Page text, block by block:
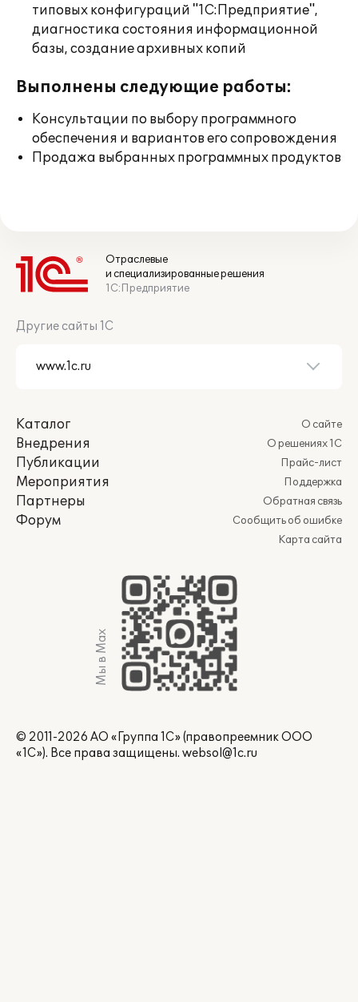
типовых конфигураций "1С:Предприятие",
диагностика состояния информационной
базы, создание архивных копий
Выполнены следующие работы:
Консультации по выбору программного
обеспечения и вариантов его сопровождения
Продажа выбранных программных продуктов
Отраслевые
и специализированные решения
1С:Предприятие
Другие сайты 1С
Каталог
Внедрения
Публикации
Мероприятия
Партнеры
Форум
О сайте
О решениях 1С
Прайс-лист
Поддержка
Обратная связь
Сообщить об ошибке
Карта сайта
Мы в Max
© 2011-2026 АО «Группа 1С» (правопреемник ООО
«1С»). Все права защищены. websol@1c.ru